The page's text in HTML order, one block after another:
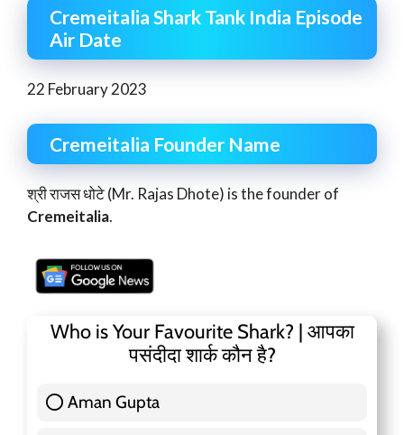
Cremeitalia Shark Tank India Episode
Air Date
22 February 2023
Cremeitalia Founder Name
श्री राजस धोटे (Mr. Rajas Dhote) is the founder of
Cremeitalia.
Who is Your Favourite Shark? | आपका
पसंदीदा शार्क कौन है?
Aman Gupta